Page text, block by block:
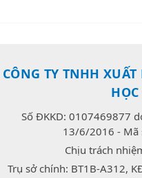
CÔNG TY TNHH
HỌC
Số ĐKKD: 0107469877
13/6/2016 -
Chịu trách
Trụ sở chính: BT1B-A312,